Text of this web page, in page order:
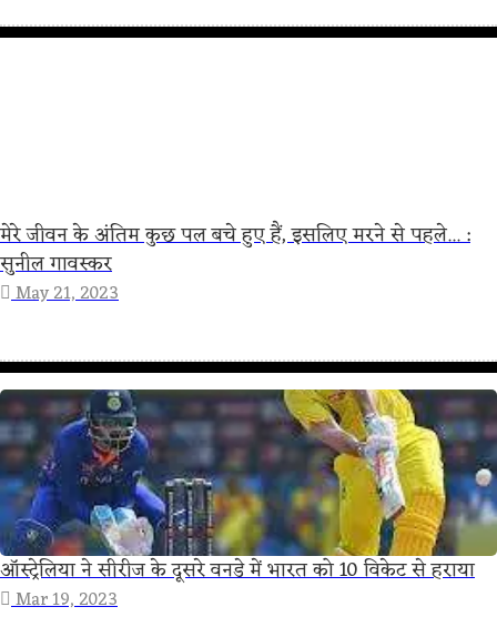
मेरे जीवन के अंतिम कुछ पल बचे हुए हैं, इसलिए मरने से पहले... :
सुनील गावस्कर
May 21, 2023
ऑस्ट्रेलिया ने सीरीज के दूसरे वनडे में भारत को 10 विकेट से हराया
Mar 19, 2023